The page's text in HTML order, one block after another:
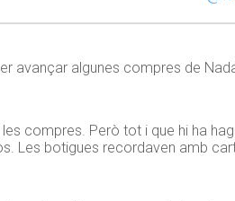
avançar algunes compres de
compres. Però tot i que hi ha
Les botigues recordaven amb